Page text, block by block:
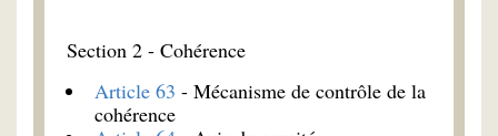
Section 2 - Cohérence
Article 63 - Mécanisme de contrôle de la
cohérence